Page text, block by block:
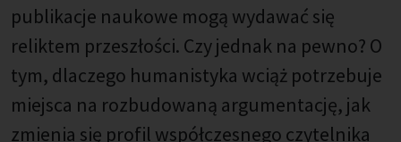
publikacje naukowe mogą wydawać się
reliktem przeszłości. Czy jednak na pewno? O
tym, dlaczego humanistyka wciąż potrzebuje
miejsca na rozbudowaną argumentację, jak
zmienia się profil współczesnego czytelnika